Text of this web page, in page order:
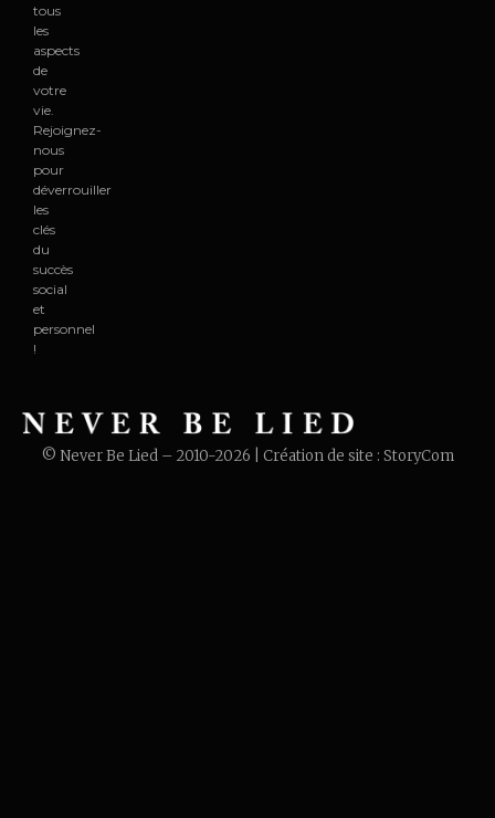
tous
les
aspects
de
votre
vie.
Rejoignez-
nous
pour
déverrouiller
les
clés
du
succès
social
et
personnel
!
© Never Be Lied – 2010-2026 | Création de site : StoryCom